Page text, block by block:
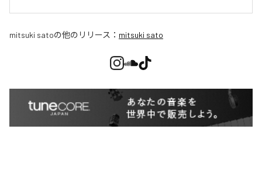
mitsuki satoの他のリリース： mitsuki sato